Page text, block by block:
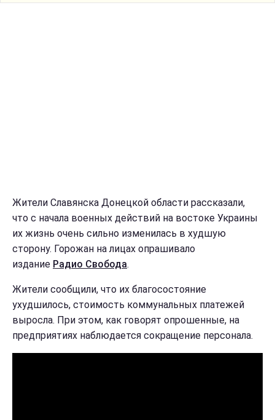
Жители Славянска Донецкой области рассказали,
что с начала военных действий на востоке Украины
их жизнь очень сильно изменилась в худшую
сторону. Горожан на лицах опрашивало
издание Радио Свобода.
Жители сообщили, что их благосостояние
ухудшилось, стоимость коммунальных платежей
выросла. При этом, как говорят опрошенные, на
предприятиях наблюдается сокращение персонала.